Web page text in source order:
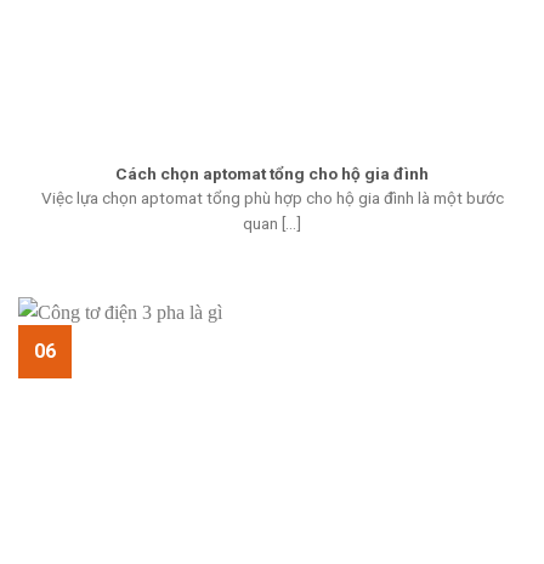
Cách chọn aptomat tổng cho hộ gia đình
Việc lựa chọn aptomat tổng phù hợp cho hộ gia đình là một bước
quan [...]
06